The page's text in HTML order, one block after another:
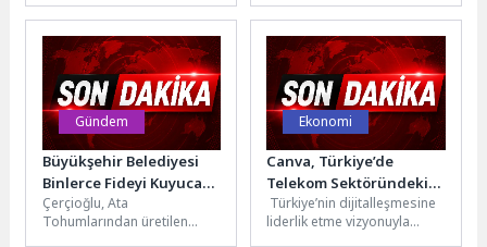
1800'lü yılların sonuna
doğru İstanbullulara ilk
basınçlı...
kota yolunda kritik...
Gündem
Büyükşehir Belediyesi
Binlerce Fideyi Kuyucak
ve Köşk’te Vatandaşlarla
Buluşturdu
Çerçioğlu, Ata
Tohumlarından üretilen
Ekonomi
Canva, Türkiye’de
Telekom Sektöründeki
İlk İş Birliğini Vodafone
ile Yaptı
Türkiye’nin dijitalleşmesine
liderlik etme vizyonuyla